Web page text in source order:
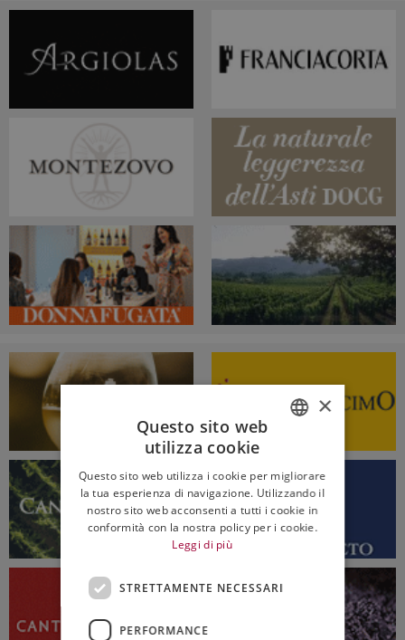
ENGLISH
×
Questo sito web
utilizza cookie
Questo sito web utilizza i cookie per migliorare
la tua esperienza di navigazione. Utilizzando il
nostro sito web acconsenti a tutti i cookie in
conformità con la nostra policy per i cookie.
Leggi di più
STRETTAMENTE NECESSARI
PERFORMANCE